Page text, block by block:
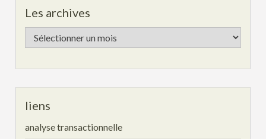
Les archives
Les
archives
liens
analyse transactionnelle